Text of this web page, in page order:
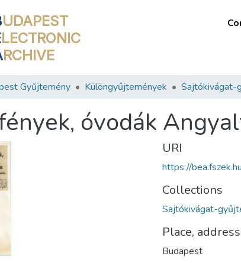
UDAPEST
LECTRONIC
RCHIVE
Gyűjtemény Különgyűjtemények Sajtókivágat-
óvodák
URI
https://
Collections
Sajtókivágat-
Place, address
Budapest